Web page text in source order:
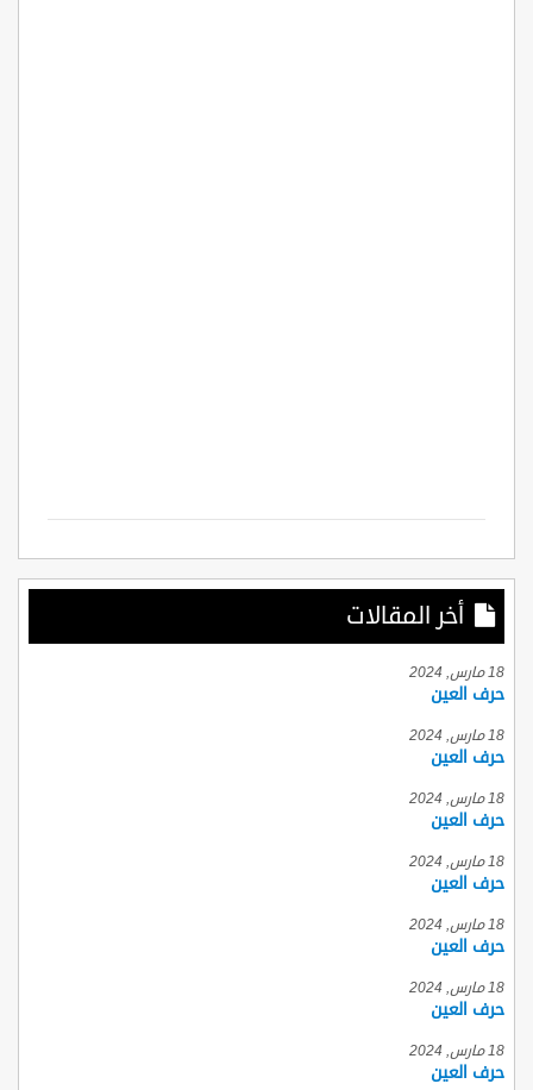
أخر المقالات
18 مارس, 2024
حرف العين
18 مارس, 2024
حرف العين
18 مارس, 2024
حرف العين
18 مارس, 2024
حرف العين
18 مارس, 2024
حرف العين
18 مارس, 2024
حرف العين
18 مارس, 2024
حرف العين